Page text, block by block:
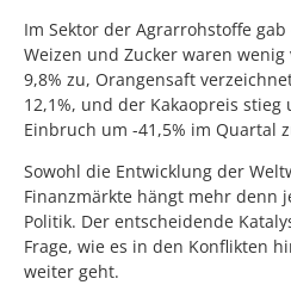
Im Sektor der Agrarrohstoffe
Weizen und Zucker waren
9,8% zu, Orangensaft
12,1%, und der Kakaopreis stieg
Einbruch um -41,5% im Quartal
Sowohl die Entwicklung der
Finanzmärkte hängt mehr denn
Politik. Der entscheidende
Frage, wie es in den Konflikten
weiter geht.